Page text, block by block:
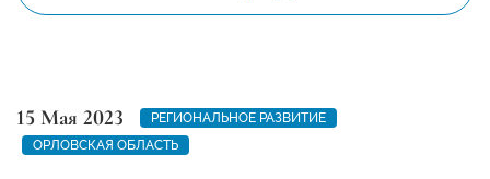
15 Мая 2023
РЕГИОНАЛЬНОЕ РАЗВИТИЕ
ОРЛОВСКАЯ ОБЛАСТЬ